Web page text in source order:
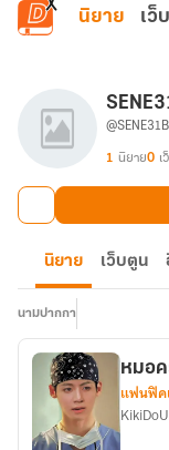
ข้ามไปยังเนื้อหาหลัก
นิยาย เว็
@SENE31B
1 นิยาย0 เ
นิยาย เว็บตูน
นามปากกา
หมอ
แฟนฟิค